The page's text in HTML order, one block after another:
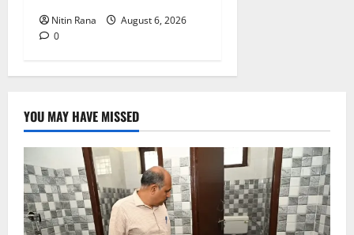
Nitin Rana
August 6, 2026
0
YOU MAY HAVE MISSED